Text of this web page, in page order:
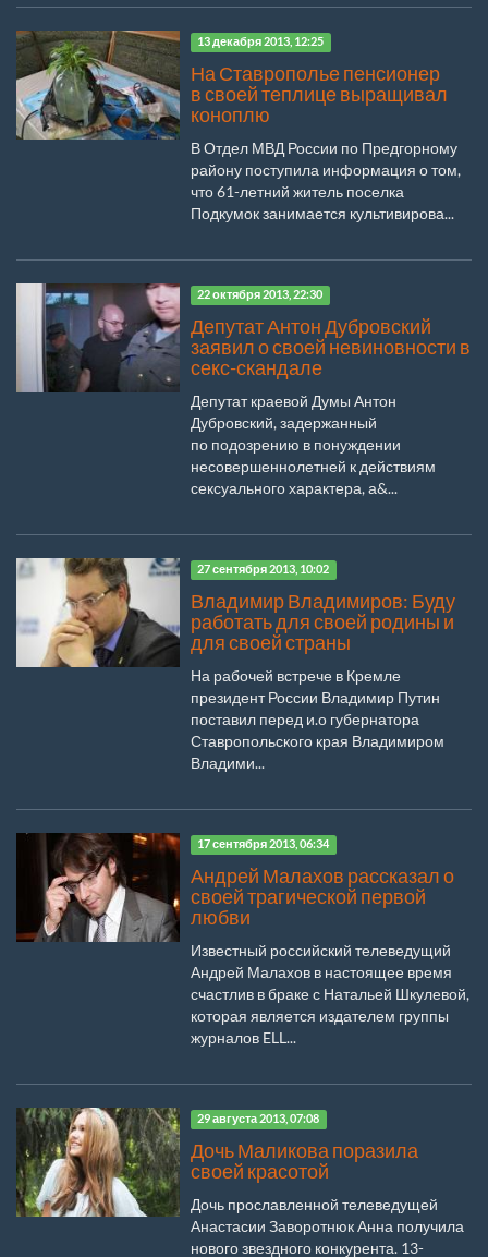
13 декабря 2013, 12:25
На Ставрополье пенсионер
в своей теплице выращивал
коноплю
В Отдел МВД России по Предгорному
району поступила информация о том,
что 61-летний житель поселка
Подкумок занимается культивирова...
22 октября 2013, 22:30
Депутат Антон Дубровский
заявил о своей невиновности в
секс-скандале
Депутат краевой Думы Антон
Дубровский, задержанный
по подозрению в понуждении
несовершеннолетней к действиям
сексуального характера, а&...
27 сентября 2013, 10:02
Владимир Владимиров: Буду
работать для своей родины и
для своей страны
На рабочей встрече в Кремле
президент России Владимир Путин
поставил перед и.о губернатора
Ставропольского края Владимиром
Владими...
17 сентября 2013, 06:34
Андрей Малахов рассказал о
своей трагической первой
любви
Известный российский телеведущий
Андрей Малахов в настоящее время
счастлив в браке с Натальей Шкулевой,
которая является издателем группы
журналов ELL...
29 августа 2013, 07:08
Дочь Маликова поразила
своей красотой
Дочь прославленной телеведущей
Анастасии Заворотнюк Анна получила
нового звездного конкурента. 13-